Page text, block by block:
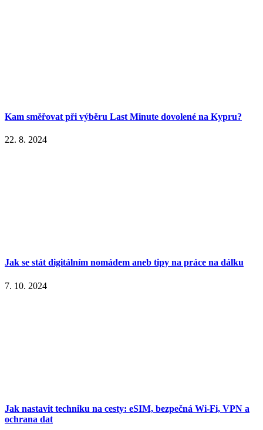
Kam směřovat při výběru Last Minute dovolené na Kypru?
22. 8. 2024
Jak se stát digitálním nomádem aneb tipy na práce na dálku
7. 10. 2024
Jak nastavit techniku na cesty: eSIM, bezpečná Wi-Fi, VPN a
ochrana dat